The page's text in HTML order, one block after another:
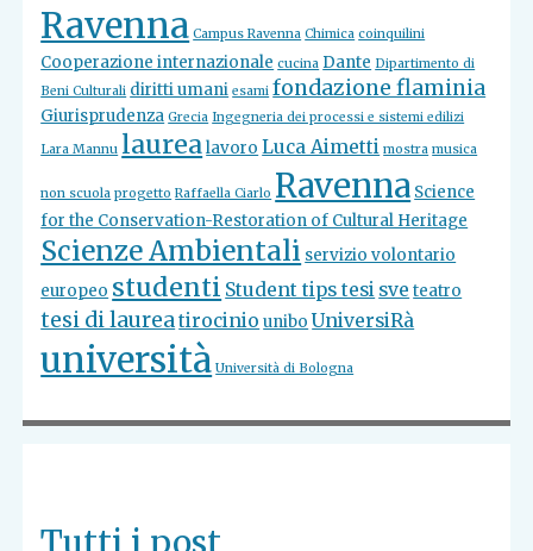
Ravenna Campus Ravenna Chimica coinquilini
Cooperazione internazionale cucina Dante Dipartimento di
Beni Culturali diritti umani esami fondazione flaminia
Giurisprudenza Grecia Ingegneria dei processi e sistemi edilizi
Lara Mannu laurealavoro Luca Aimetti mostra musica
non scuola progetto Raffaella Ciarlo Ravenna Science
for the Conservation-Restoration of Cultural Heritage
Scienze Ambientali servizio volontario
europeo studenti Student tips tesi sve teatro
tesi di laureatirocinio unibo UniversiRà
università Università di Bologna